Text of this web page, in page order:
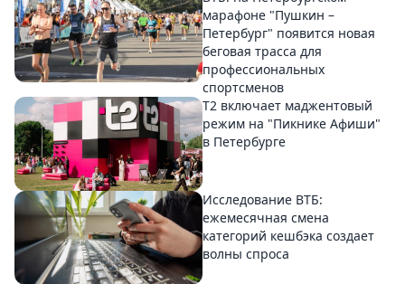
марафоне "Пушкин –
Петербург" появится новая
беговая трасса для
профессиональных
спортсменов
Т2 включает маджентовый
режим на "Пикнике Афиши"
в Петербурге
Исследование ВТБ:
ежемесячная смена
категорий кешбэка создает
волны спроса